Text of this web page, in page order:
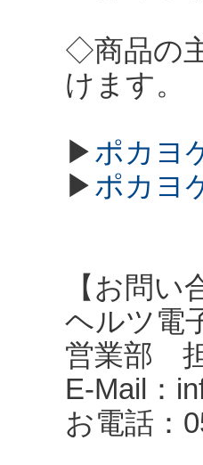
◇商品の
けます。
▶ポカヨ
▶ポカヨ
【お問い
ヘルツ電
営業部
E-Mail：
お電話：